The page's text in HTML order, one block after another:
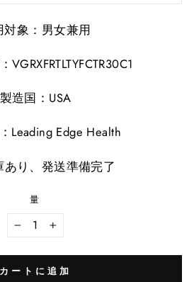
対象：男女兼用
製造国：USA
Leading Edge Health
あり、発送準備完了
量
− +
カートに追加